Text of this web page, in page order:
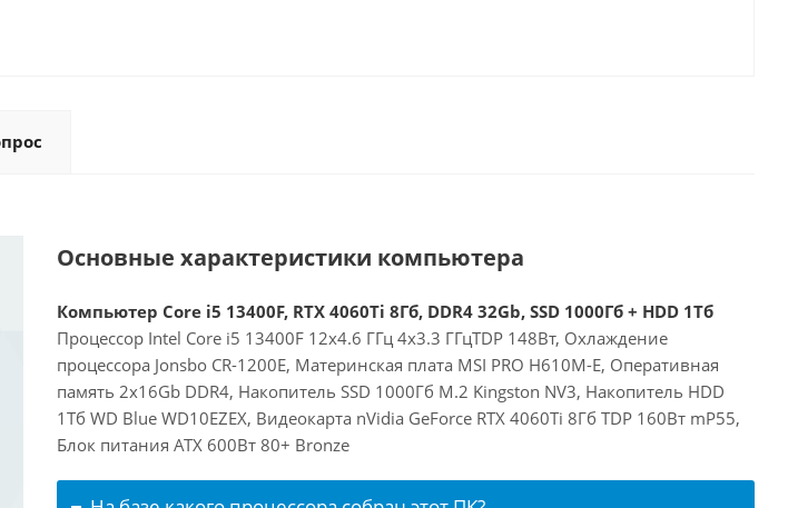
Основные характеристики компьютера
Компьютер Core i5 13400F, RTX 4060Ti 8Гб, DDR4 32Gb, SSD 1000Гб + HDD 1Тб
Процессор Intel Core i5 13400F 12x4.6 ГГц 4x3.3 ГГцTDP 148Вт, Охлаждение
процессора Jonsbo CR-1200E, Материнская плата MSI PRO H610M-E, Оперативная
память 2x16Gb DDR4, Накопитель SSD 1000Гб M.2 Kingston NV3, Накопитель HDD
1Тб WD Blue WD10EZEX, Видеокарта nVidia GeForce RTX 4060Ti 8Гб TDP 160Вт mP55,
Блок питания ATX 600Вт 80+ Bronze